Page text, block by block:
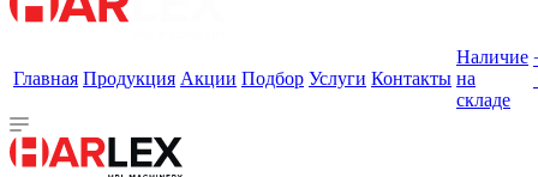
Главная Продукция Акции Подбор Услуги Контакты
Наличие
на
складе